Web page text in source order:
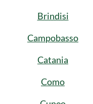
Brindisi
Campobasso
Catania
Como